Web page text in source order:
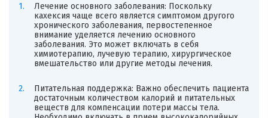
Лечение основного заболевания: Поскольку
кахексия чаще всего является симптомом другого
хронического заболевания, первостепенное
внимание уделяется лечению основного
заболевания. Это может включать в себя
химиотерапию, лучевую терапию, хирургическое
вмешательство или другие методы лечения.
Питательная поддержка: Важно обеспечить пациента
достаточным количеством калорий и питательных
веществ для компенсации потери массы тела.